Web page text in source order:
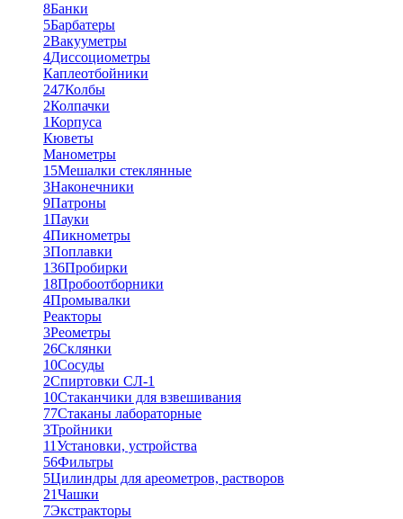
8Банки
5Барбатеры
2Вакууметры
4Диссоциометры
Каплеотбойники
247Колбы
2Колпачки
1Корпуса
Кюветы
Манометры
15Мешалки стеклянные
3Наконечники
9Патроны
1Пауки
4Пикнометры
3Поплавки
136Пробирки
18Пробоотборники
4Промывалки
Реакторы
3Реометры
26Склянки
10Сосуды
2Спиртовки СЛ-1
10Стаканчики для взвешивания
77Стаканы лабораторные
3Тройники
11Установки, устройства
56Фильтры
5Цилиндры для ареометров, растворов
21Чашки
7Экстракторы